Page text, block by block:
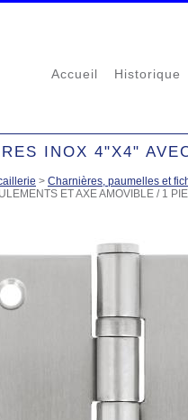
Accueil Historique
INOX 4"X4"
> Charnières, paumelles et
ET AXE AMOVIBLE / 1